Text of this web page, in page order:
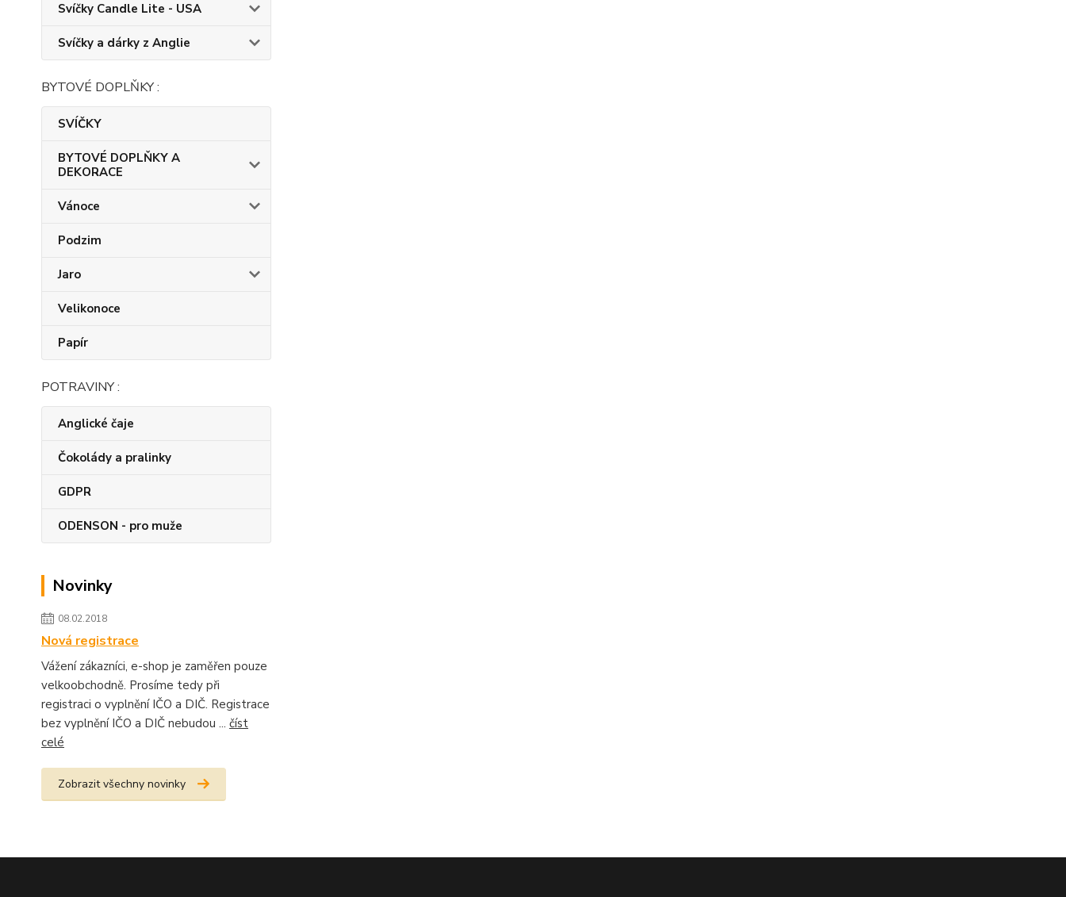
Svíčky Candle Lite - USA
Svíčky a dárky z Anglie
BYTOVÉ DOPLŇKY :
SVÍČKY
BYTOVÉ DOPLŇKY A
DEKORACE
Vánoce
Podzim
Jaro
Velikonoce
Papír
POTRAVINY :
Anglické čaje
Čokolády a pralinky
GDPR
ODENSON - pro muže
Novinky
08.02.2018
Nová registrace
Vážení zákazníci, e-shop je zaměřen pouze
velkoobchodně. Prosíme tedy při
registraci o vyplnění IČO a DIČ. Registrace
bez vyplnění IČO a DIČ nebudou ... číst
celé
Zobrazit všechny novinky